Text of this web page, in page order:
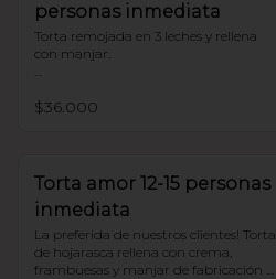
personas inmediata
Torta remojada en 3 leches y rellena
con manjar.
Harina de trigo
$36.000
Torta amor 12-15 personas
inmediata
La preferida de nuestros clientes! Torta
de hojarasca rellena con crema,
frambuesas y manjar de fabricación